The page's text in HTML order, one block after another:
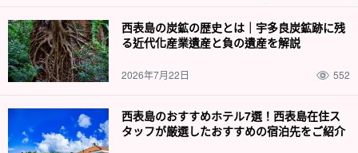
導遊提供良好的支援。
西表島の炭鉱の歴史とは｜宇多良炭鉱跡に残
る近代化産業遺産と負の遺産を解説
2026年7月22日 552
西表島のおすすめホテル7選！西表島在住ス
タッフが厳選したおすすめの宿泊先をご紹介